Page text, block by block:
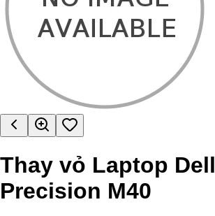
Thay vỏ Laptop Dell
Precision M40